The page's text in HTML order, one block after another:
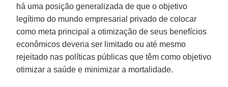
há uma posição generalizada de que o objetivo
legítimo do mundo empresarial privado de colocar
como meta principal a otimização de seus benefícios
econômicos deveria ser limitado ou até mesmo
rejeitado nas políticas públicas que têm como objetivo
otimizar a saúde e minimizar a mortalidade.